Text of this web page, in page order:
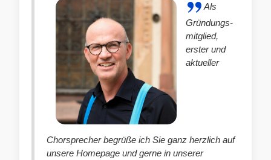
Als
Gründungs-
mitglied,
erster und
aktueller
Chorsprecher begrüße ich Sie ganz herzlich auf
unsere Homepage und gerne in unserer